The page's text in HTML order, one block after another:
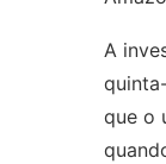
A
que o